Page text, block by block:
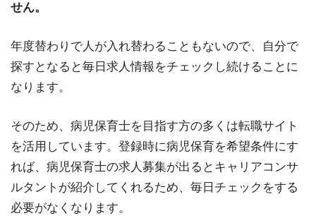
せん。
年度替わりで人が入れ替わることもないので、自分で
探すとなると毎日求人情報をチェックし続けることに
なります。
そのため、病児保育士を目指す方の多くは転職サイト
を活用しています。登録時に病児保育を希望条件にす
れば、病児保育士の求人募集が出るとキャリアコンサ
ルタントが紹介してくれるため、毎日チェックをする
必要がなくなります。